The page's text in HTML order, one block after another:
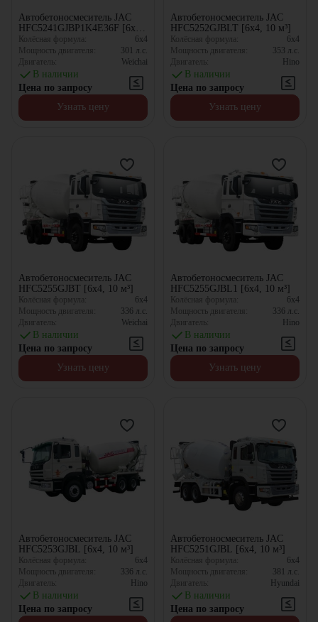
Автобетоносмеситель JAC
HFC5241GJBP1K4E36F [6x4,
10.63 м³]
Колёсная формула:
6x4
Мощность двигателя:
301 л.с.
Двигатель:
Weichai
В наличии
Цена по запросу
Узнать цену
Автобетоносмеситель JAC
HFC5252GJBLT [6x4, 10 м³]
Колёсная формула:
6x4
Мощность двигателя:
353 л.с.
Двигатель:
Hino
В наличии
Цена по запросу
Узнать цену
Автобетоносмеситель JAC
HFC5255GJBT [6x4, 10 м³]
Колёсная формула:
6x4
Мощность двигателя:
336 л.с.
Двигатель:
Weichai
В наличии
Цена по запросу
Узнать цену
Автобетоносмеситель JAC
HFC5255GJBL1 [6x4, 10 м³]
Колёсная формула:
6x4
Мощность двигателя:
336 л.с.
Двигатель:
Hino
В наличии
Цена по запросу
Узнать цену
Автобетоносмеситель JAC
HFC5253GJBL [6x4, 10 м³]
Колёсная формула:
6x4
Мощность двигателя:
336 л.с.
Двигатель:
Hino
В наличии
Цена по запросу
Автобетоносмеситель JAC
HFC5251GJBL [6x4, 10 м³]
Колёсная формула:
6x4
Мощность двигателя:
381 л.с.
Двигатель:
Hyundai
В наличии
Цена по запросу